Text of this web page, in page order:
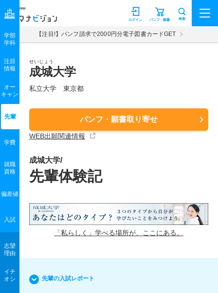
マナビジョン パンフ・願書
ログイン 検索
【注目!】パンフ請求で2000円分電子図書カードGET
せいじょう
成城大学
私立大学 東京都
パンフ・願書取り寄せ
WEB出願関連情報
学部
学科
注目
情報
オー
キャン
先輩
学費
就職
資格
偏差値
入試
志望
理由
イチ
オシ
成城大学/
先輩体験記
「私らしく」学べる場所が、ここにある。
先輩の入試レポート